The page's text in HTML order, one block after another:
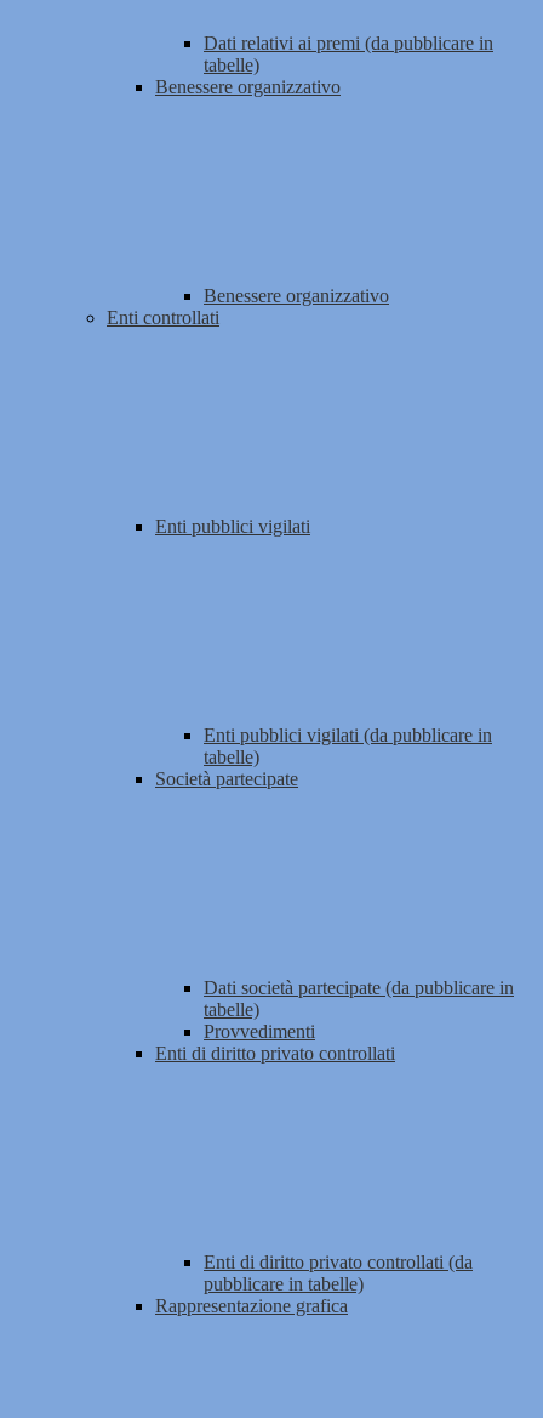
Dati relativi ai premi (da pubblicare in
tabelle)
Benessere organizzativo
Benessere organizzativo
Enti controllati
Enti pubblici vigilati
Enti pubblici vigilati (da pubblicare in
tabelle)
Società partecipate
Dati società partecipate (da pubblicare in
tabelle)
Provvedimenti
Enti di diritto privato controllati
Enti di diritto privato controllati (da
pubblicare in tabelle)
Rappresentazione grafica